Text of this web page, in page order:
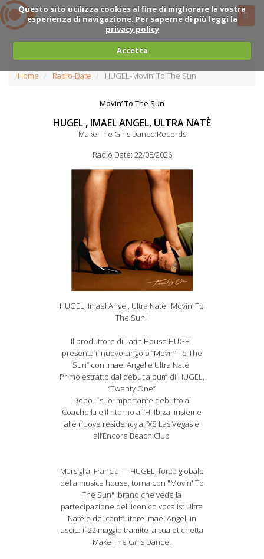
Questo sito utilizza cookies al fine di migliorare la vostra
esperienza di navigazione. Per saperne di più leggi la
privacy policy
Accetta
Home Radio-Date HUGEL-Movin’ To The Sun
Movin’ To The Sun
HUGEL , IMAEL ANGEL, ULTRA NATÈ
Make The Girls Dance Records
Radio Date: 22/05/2026
HUGEL, Imael Angel, Ultra Naté "Movin’ To
The Sun"
Il produttore di Latin House HUGEL
presenta il nuovo singolo “Movin’ To The
Sun” con Imael Angel e Ultra Naté
Primo estratto dal debut album di HUGEL,
“Twenty One”
Dopo il suo importante debutto al
Coachella e il ritorno all’Hï Ibiza, insieme
alle nuove residency all’XS Las Vegas e
all’Encore Beach Club
Marsiglia, Francia — HUGEL, forza globale
della musica house, torna con "Movin' To
The Sun", brano che vede la
partecipazione dell'iconico vocalist Ultra
Naté e del cantautore Imael Angel, in
uscita il 22 maggio tramite la sua etichetta
Make The Girls Dance.